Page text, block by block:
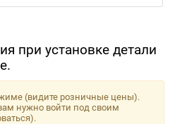
при установке детали
(видите розничные цены).
нужно войти под своим